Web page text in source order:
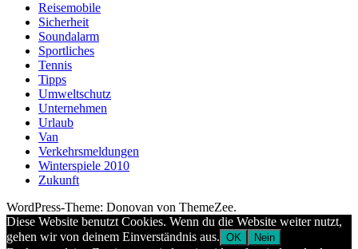
Reisemobile
Sicherheit
Soundalarm
Sportliches
Tennis
Tipps
Umweltschutz
Unternehmen
Urlaub
Van
Verkehrsmeldungen
Winterspiele 2010
Zukunft
WordPress-Theme: Donovan von ThemeZee.
Diese Website benutzt Cookies. Wenn du die Website weiter nutzt,
gehen wir von deinem Einverständnis aus. OK Nein